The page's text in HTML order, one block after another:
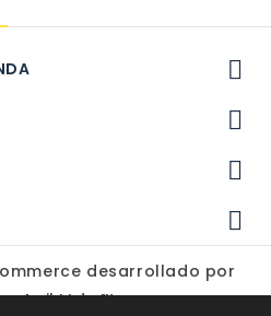




desarrollado por
Agil Ltda.™